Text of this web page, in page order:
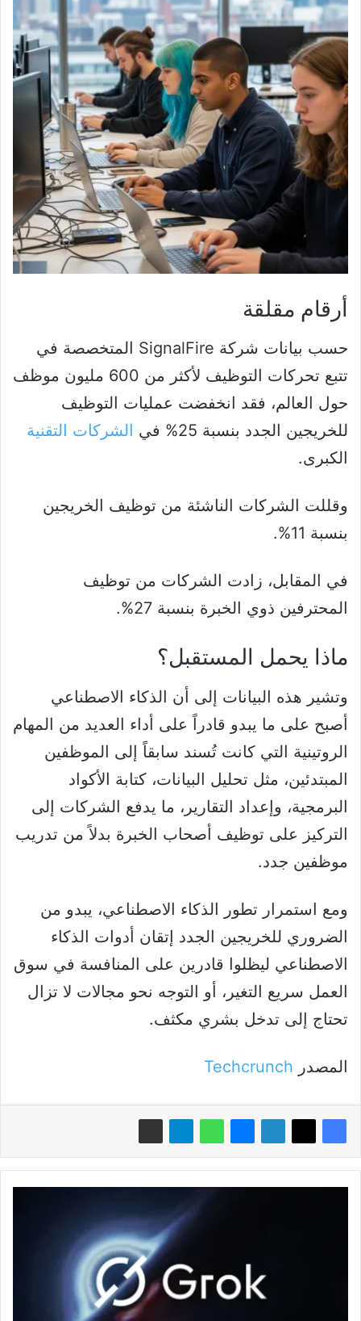
أرقام مقلقة
حسب بيانات شركة SignalFire المتخصصة في
تتبع تحركات التوظيف لأكثر من 600 مليون موظف
حول العالم، فقد انخفضت عمليات التوظيف
للخريجين الجدد بنسبة 25% في
الشركات التقنية
الكبرى.
وقللت الشركات الناشئة من توظيف الخريجين
بنسبة 11%.
في المقابل، زادت الشركات من توظيف
المحترفين ذوي الخبرة بنسبة 27%.
ماذا يحمل المستقبل؟
وتشير هذه البيانات إلى أن الذكاء الاصطناعي
أصبح على ما يبدو قادراً على أداء العديد من المهام
الروتينية التي كانت تُسند سابقاً إلى الموظفين
المبتدئين، مثل تحليل البيانات، كتابة الأكواد
البرمجية، وإعداد التقارير، ما يدفع الشركات إلى
التركيز على توظيف أصحاب الخبرة بدلاً من تدريب
موظفين جدد.
ومع استمرار تطور الذكاء الاصطناعي، يبدو من
الضروري للخريجين الجدد إتقان أدوات الذكاء
الاصطناعي ليظلوا قادرين على المنافسة في سوق
العمل سريع التغير، أو التوجه نحو مجالات لا تزال
تحتاج إلى تدخل بشري مكثف.
المصدر Techcrunch